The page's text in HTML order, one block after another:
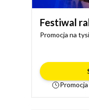
Festiwal
Promocja na